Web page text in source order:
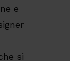
e
si